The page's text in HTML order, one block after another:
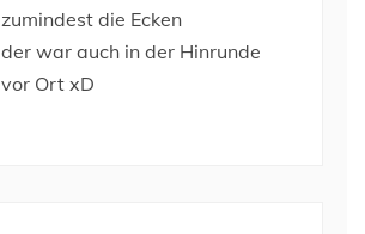
zumindest die Ecken
der war auch in der Hinrunde
vor Ort xD